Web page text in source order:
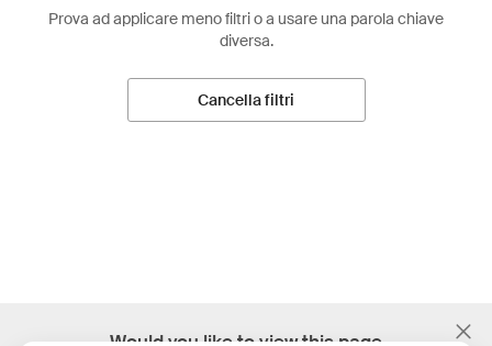
Prova ad applicare meno filtri o a usare una parola chiave
diversa.
Cancella filtri